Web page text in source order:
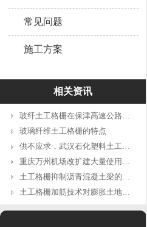
常见问题
施工方案
相关资讯
玻纤土工格栅在保津高速公路中的应用
玻璃纤维土工格栅的特点
供不应求，武汉石化塑料土工格栅原料产量猛增7倍
重庆万州机场改扩建大量使用钢塑土工格栅
土工格栅抑制沥青混凝土梁的损伤分析
土工格栅加筋技术对膨胀土地质灾害的防治具有特殊效果